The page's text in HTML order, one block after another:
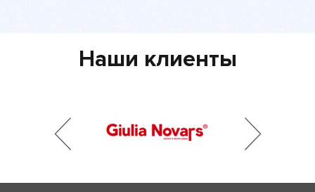
Наши клиенты